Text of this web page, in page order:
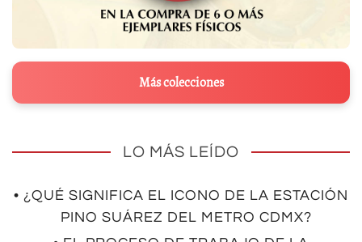
Más colecciones
LO MÁS LEÍDO
• ¿QUÉ SIGNIFICA EL ICONO DE LA ESTACIÓN
PINO SUÁREZ DEL METRO CDMX?